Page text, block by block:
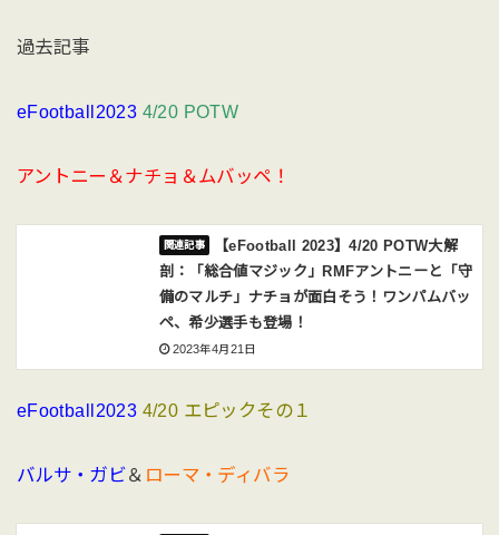
過去記事
eFootball2023 4/20 POTW
アントニー＆ナチョ＆ムバッペ！
【eFootball 2023】4/20 POTW大解
剖：「総合値マジック」RMFアントニーと「守
備のマルチ」ナチョが面白そう！ワンパムバッ
ペ、希少選手も登場！
2023年4月21日
eFootball2023 4/20 エピックその１
バルサ・ガビ＆ ローマ・ディバラ